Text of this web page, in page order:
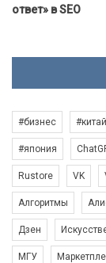
ответ» в SEO
#бизнес #китай
#япония
Rustore VK
Алгоритмы
Дзен
МГУ